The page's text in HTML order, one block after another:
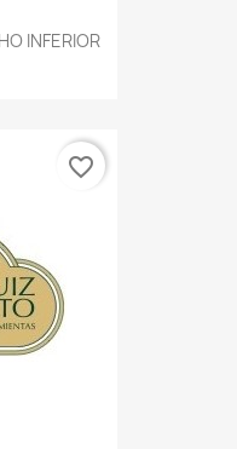
INFERIOR
favorite_border